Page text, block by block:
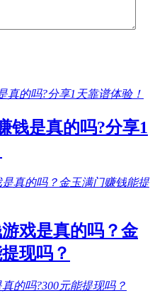
钱是真的吗?分享1
戏是真的吗？金
现吗？